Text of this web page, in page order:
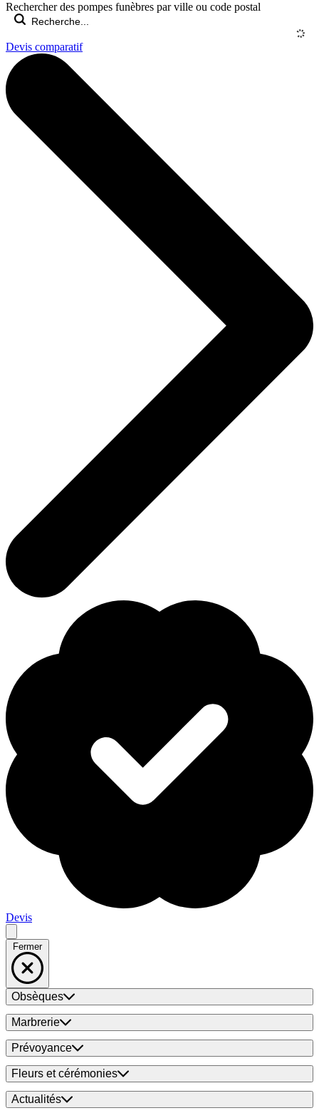
Rechercher des pompes funèbres par ville ou code postal
Devis comparatif
Devis
Fermer
Obsèques
Marbrerie
Prévoyance
Fleurs et cérémonies
Actualités